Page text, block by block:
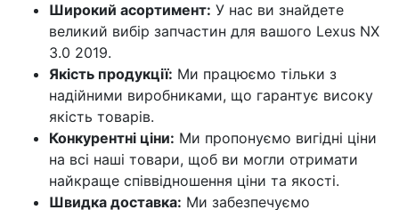
Широкий асортимент: У нас ви знайдете
великий вибір запчастин для вашого Lexus NX
3.0 2019.
Якість продукції: Ми працюємо тільки з
надійними виробниками, що гарантує високу
якість товарів.
Конкурентні ціни: Ми пропонуємо вигідні ціни
на всі наші товари, щоб ви могли отримати
найкраще співвідношення ціни та якості.
Швидка доставка: Ми забезпечуємо